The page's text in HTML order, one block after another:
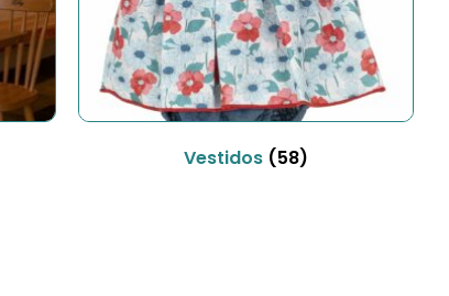
Vestidos (58)